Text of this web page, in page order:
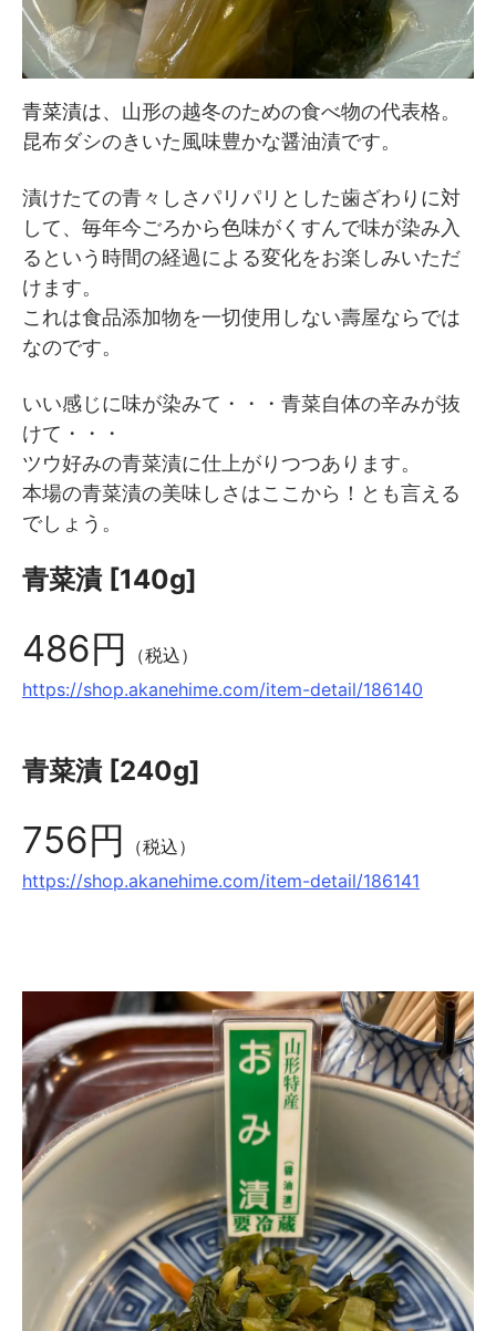
青菜漬は、 山形の越冬のための食べ物の代表格。
昆布ダシのきいた風味豊かな醤油漬です。
漬けたての青々しさパリパリとした歯ざわりに対
して、毎年今ごろから色味がくすんで味が染み入
るという時間の経過による変化をお楽しみいただ
けます。
これは食品添加物を一切使用しない壽屋ならでは
なのです。
いい感じに味が染みて・・・青菜自体の辛みが抜
けて・・・
ツウ好みの青菜漬に仕上がりつつあります。
本場の青菜漬の美味しさはここから！とも言える
でしょう。
青菜漬 [140g]
486円
（税込）
https://shop.akanehime.com/item-detail/186140
青菜漬 [240g]
756円
（税込）
https://shop.akanehime.com/item-detail/186141